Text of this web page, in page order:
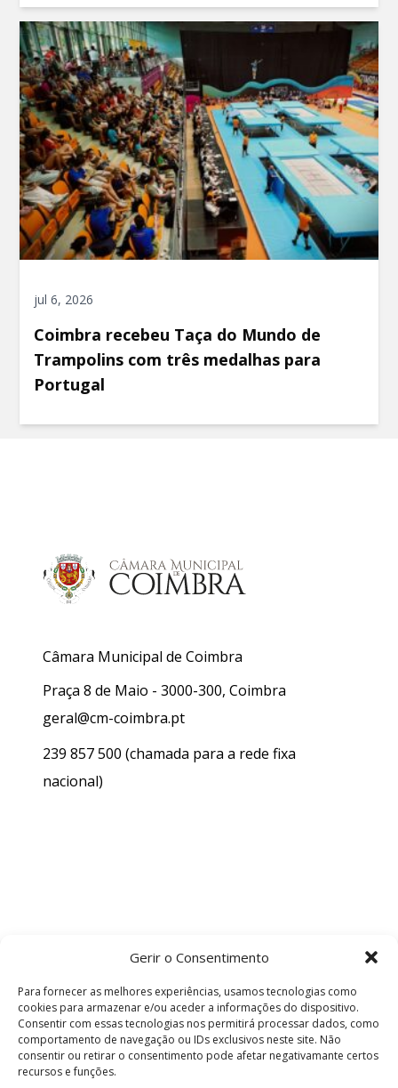
Gerir o Consentimento
Para fornecer as melhores experiências, usamos tecnologias como
cookies para armazenar e/ou aceder a informações do dispositivo.
Consentir com essas tecnologias nos permitirá processar dados, como
comportamento de navegação ou IDs exclusivos neste site. Não
consentir ou retirar o consentimento pode afetar negativamante certos
recursos e funções.
jul 6, 2026
Coimbra recebeu Taça do Mundo de
Trampolins com três medalhas para
Portugal
Câmara Municipal de Coimbra
Praça 8 de Maio - 3000-300, Coimbra
geral@cm-coimbra.pt
239 857 500 (chamada para a rede fixa
nacional)